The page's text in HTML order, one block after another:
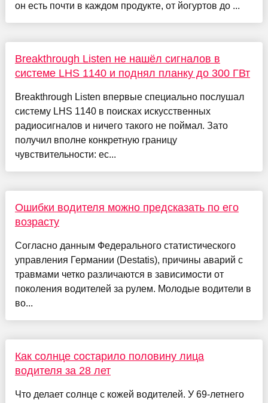
он есть почти в каждом продукте, от йогуртов до ...
Breakthrough Listen не нашёл сигналов в
системе LHS 1140 и поднял планку до 300 ГВт
Breakthrough Listen впервые специально послушал
систему LHS 1140 в поисках искусственных
радиосигналов и ничего такого не поймал. Зато
получил вполне конкретную границу
чувствительности: ес...
Ошибки водителя можно предсказать по его
возрасту
Согласно данным Федерального статистического
управления Германии (Destatis), причины аварий с
травмами четко различаются в зависимости от
поколения водителей за рулем. Молодые водители в
во...
Как солнце состарило половину лица
водителя за 28 лет
Что делает солнце с кожей водителей. У 69-летнего